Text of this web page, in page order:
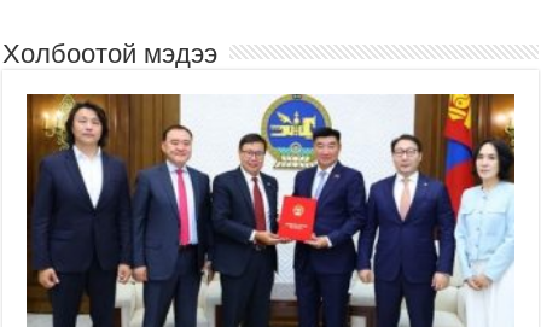
Холбоотой мэдээ